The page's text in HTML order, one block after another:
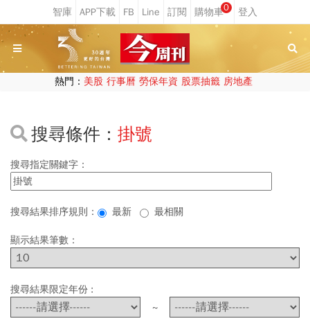
0
熱門： 美股 行事曆 勞保年資 股票抽籤 房地產
搜尋條件： 掛號
搜尋指定關鍵字：
搜尋結果排序規則： 最新 最相關
顯示結果筆數：
搜尋結果限定年份 :
~